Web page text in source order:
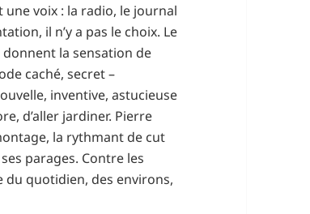
une voix : la radio, le journal
il n’y a pas le choix. Le
la sensation de
caché, secret –
inventive, astucieuse
d’aller jardiner. Pierre
la rythmant de cut
parages. Contre les
du quotidien, des environs,